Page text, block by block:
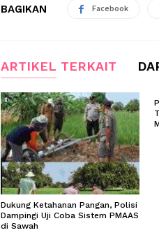
BAGIKAN Facebook
ARTIKEL TERKAIT
Dukung Ketahanan Pangan, Polisi
Dampingi Uji Coba Sistem PMAAS
di Sawah